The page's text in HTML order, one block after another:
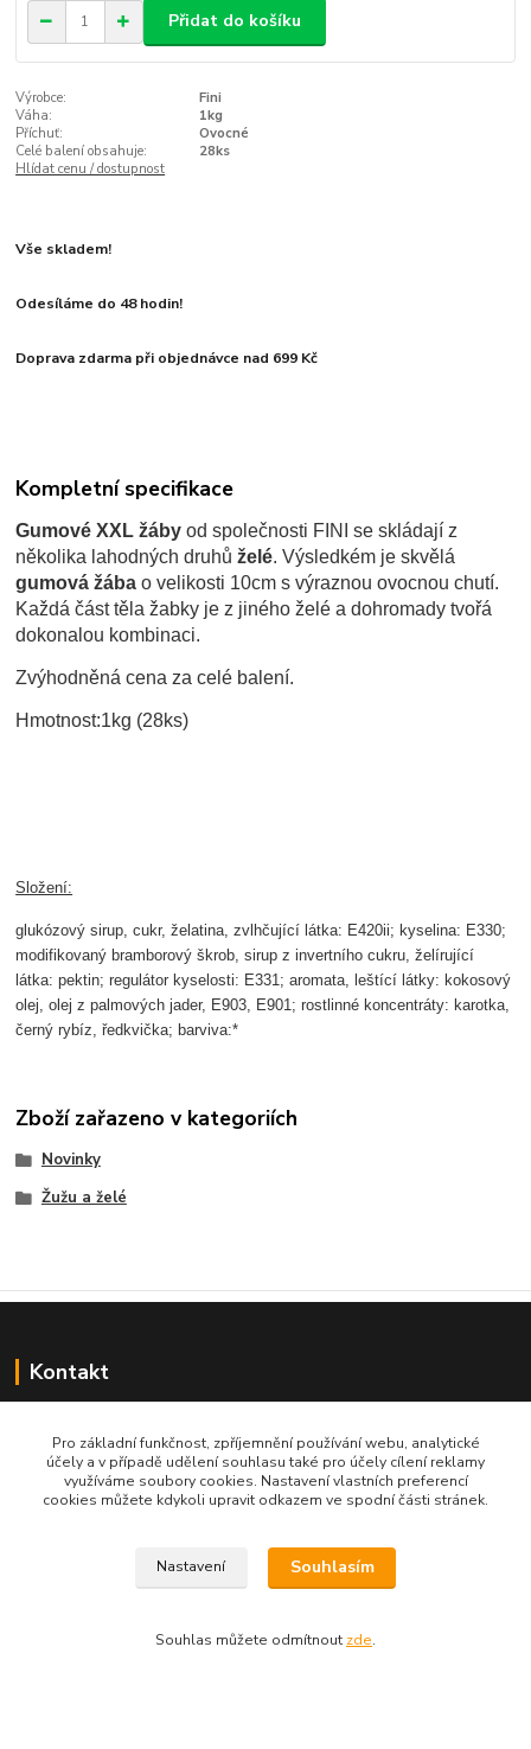
Přidat do košíku
Výrobce:
Fini
Váha:
1kg
Příchuť:
Ovocné
Celé balení obsahuje:
28ks
Hlídat cenu / dostupnost
Vše skladem!
Odesíláme do 48 hodin!
Doprava zdarma při objednávce nad 699 Kč
Kompletní specifikace
Gumové XXL žáby od společnosti FINI se skládají z
několika lahodných druhůželé. Výsledkém je skvělá
gumová žába o velikosti 10cm s výraznou ovocnou chutí.
Každá část těla žabky je z jiného želé a dohromady tvořá
dokonalou kombinaci.
Zvýhodněná cena za celé balení.
Hmotnost:1kg (28ks)
Složení:
glukózový sirup, cukr, želatina, zvlhčující látka: E420ii; kyselina: E330;
modifikovaný bramborový škrob, sirup z invertního cukru, želírující
látka: pektin; regulátor kyselosti: E331; aromata, leštící látky: kokosový
olej, olej z palmových jader, E903, E901; rostlinné koncentráty: karotka,
černý rybíz, ředkvička; barviva:*
Zboží zařazeno v kategoriích
Novinky
Žužu a želé
Kontakt
Hluboká 57
351 34 Milhostov
e-mail : objednavky-pendreky@email.cz
Pro základní funkčnost, zpříjemnění používání webu, analytické
účely a v případě udělení souhlasu také pro účely cílení reklamy
využíváme soubory cookies. Nastavení vlastních preferencí
cookies můžete kdykoli upravit odkazem ve spodní části stránek.
Nastavení Souhlasím
Souhlas můžete odmítnout zde.